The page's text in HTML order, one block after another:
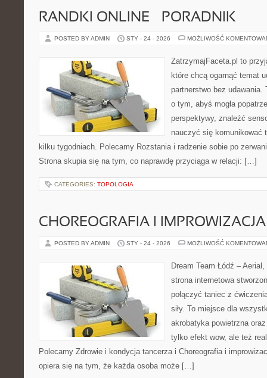
RANDKI ONLINE – PORADNIK
POSTED BY ADMIN STY - 24 - 2026 MOŻLIWOŚĆ
ZatrzymajFaceta.pl to
które chcą ogarnąć temat
partnerstwo bez udawania.
o tym, abyś mogła
perspektywy, znaleźć
nauczyć się komunikować
kilku tygodniach. Polecamy Rozstania i radzenie sobie po
Strona skupia się na tym, co naprawdę przyciąga w relacji: […]
CATEGORIES: TOPOLOGIA
CHOREOGRAFIA I IMPROWIZACJA
POSTED BY ADMIN STY - 24 - 2026 MOŻLIWOŚĆ
Dream Team Łódź –
strona internetowa
połączyć taniec z
siły. To miejsce dla
akrobatyka powietrzna
tylko efekt wow, ale też
Polecamy Zdrowie i kondycja tancerza i Choreografia i
opiera się na tym, że każda osoba może […]